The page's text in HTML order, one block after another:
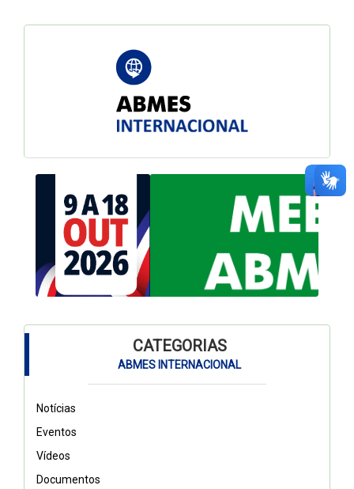
CATEGORIAS
ABMES INTERNACIONAL
Notícias
Eventos
Vídeos
Documentos